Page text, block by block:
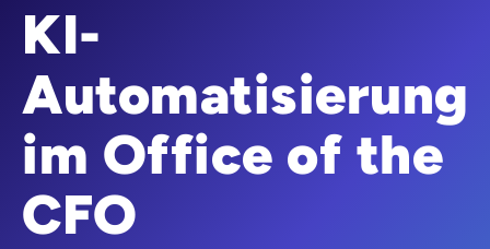
KI-
Automatisierung
im Office of the
CFO